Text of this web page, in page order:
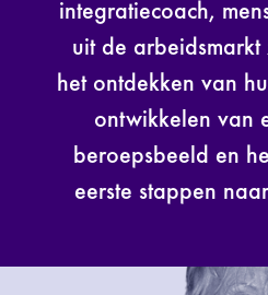
integratiecoach,
uit de
het ontdekken van
ontwikkelen van
beroepsbeeld en
eerste stappen